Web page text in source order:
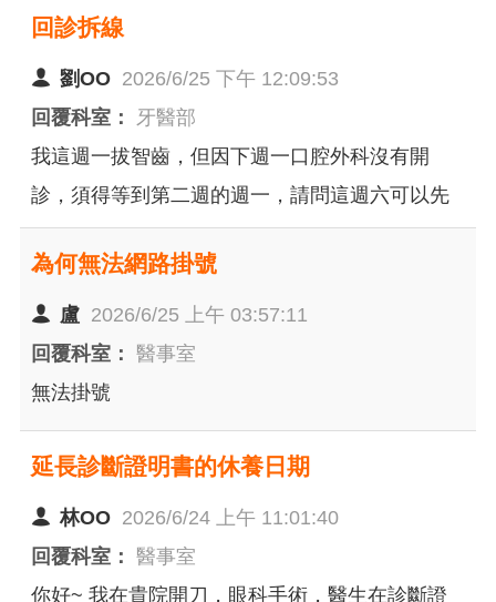
問？那請問我在這裡留言的意義為何？
回診拆線
劉OO 2026/6/25 下午 12:09:53
回覆科室： 牙醫部
我這週一拔智齒，但因下週一口腔外科沒有開
診，須得等到第二週的週一，請問這週六可以先
拆線嗎？
為何無法網路掛號
盧 2026/6/25 上午 03:57:11
回覆科室： 醫事室
無法掛號
延長診斷證明書的休養日期
林OO 2026/6/24 上午 11:01:40
回覆科室： 醫事室
你好~ 我在貴院開刀，眼科手術，醫生在診斷證